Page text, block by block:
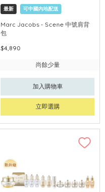
最新 可中國內地配送
Marc Jacobs - Scene 中號肩背
包
$4,890
尚餘少量
加入購物車
立即選購